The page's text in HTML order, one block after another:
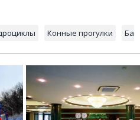
Конные прогулки